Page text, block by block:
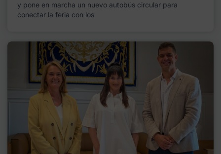
y pone en marcha un nuevo autobús circular para
conectar la feria con los